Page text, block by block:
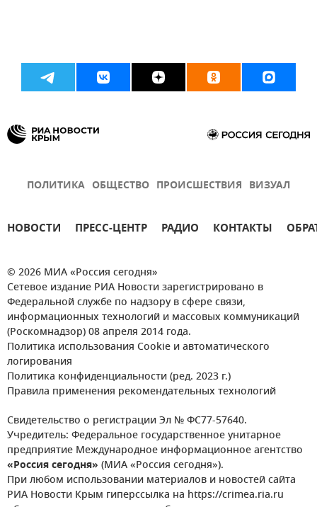
ПОЛИТИКА ОБЩЕСТВО ПРОИСШЕСТВИЯ ВИЗУАЛ
НОВОСТИ ПРЕСС-ЦЕНТР РАДИО КОНТАКТЫ
© 2026 МИА «Россия сегодня»
Сетевое издание РИА Новости зарегистрировано в
Федеральной службе по надзору в сфере связи,
информационных технологий и массовых коммуникаций
(Роскомнадзор) 08 апреля 2014 года.
Политика использования Cookie и автоматического
логирования
Политика конфиденциальности (ред. 2023 г.)
Правила применения рекомендательных технологий
Свидетельство о регистрации Эл № ФС77-57640.
Учредитель: Федеральное государственное унитарное
предприятие Международное информационное агентство
«Россия сегодня» (МИА «Россия сегодня»).
При любом использовании материалов и новостей сайта
РИА Новости Крым гиперссылка на https://crimea.ria.ru